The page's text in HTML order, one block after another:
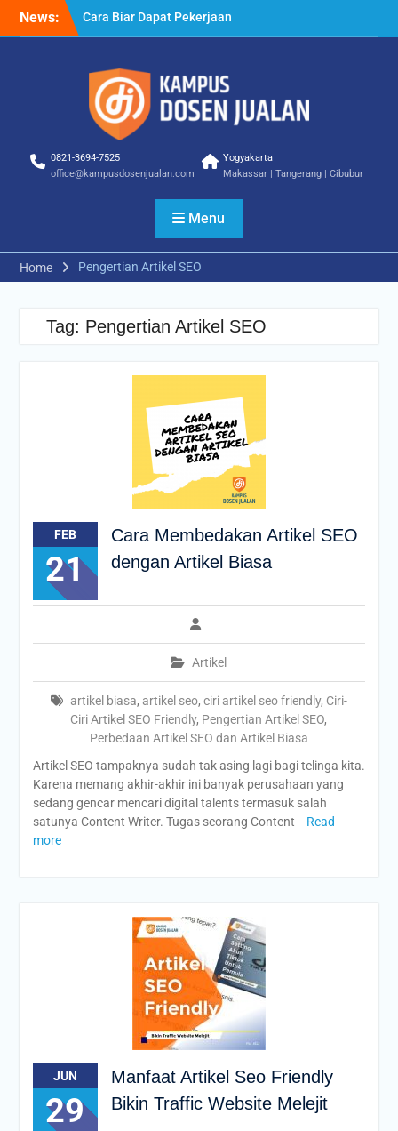
News:
Cara Biar Dapat Pekerjaan
– Panduan Lengkap untuk
Cara Dapat Pekerjaan –
Langkah Praktis untuk
Memperbesar Peluang
Kerja
– Tips Praktis yang Bisa
0821-3694-7525
office@kampusdosenjualan.com
Yogyakarta
Makassar | Tangerang | Cibubur
Menu
Home Pengertian Artikel SEO
Tag: Pengertian Artikel SEO
FEB
21
Cara Membedakan Artikel SEO
dengan Artikel Biasa
Artikel
artikel biasa, artikel seo, ciri artikel seo friendly, Ciri-
Ciri Artikel SEO Friendly, Pengertian Artikel SEO,
Perbedaan Artikel SEO dan Artikel Biasa
Artikel SEO tampaknya sudah tak asing lagi bagi telinga kita.
Karena memang akhir-akhir ini banyak perusahaan yang
sedang gencar mencari digital talents termasuk salah
satunya Content Writer. Tugas seorang Content
Read
more
JUN
29
Manfaat Artikel Seo Friendly
Bikin Traffic Website Melejit